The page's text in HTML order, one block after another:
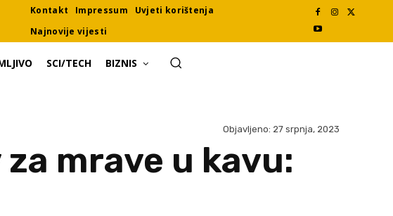
Kontakt Impressum
Uvjeti korištenja
Najnovije vijesti
SCI/TECH BIZNIS
Objavljeno: 27 srpnja, 2023
mrave u kavu: